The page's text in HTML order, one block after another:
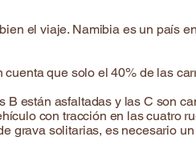
el viaje. Namibia es un país
que solo el 40% de las
están asfaltadas y las C son
con tracción en las cuatro
grava solitarias, es necesario